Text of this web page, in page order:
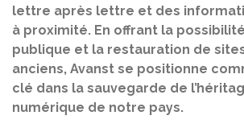
lettre après lettre et des
à proximité. En offrant la
publique et la restauration de
anciens, Avanst se positionne
clé dans la sauvegarde de
numérique de notre pays.